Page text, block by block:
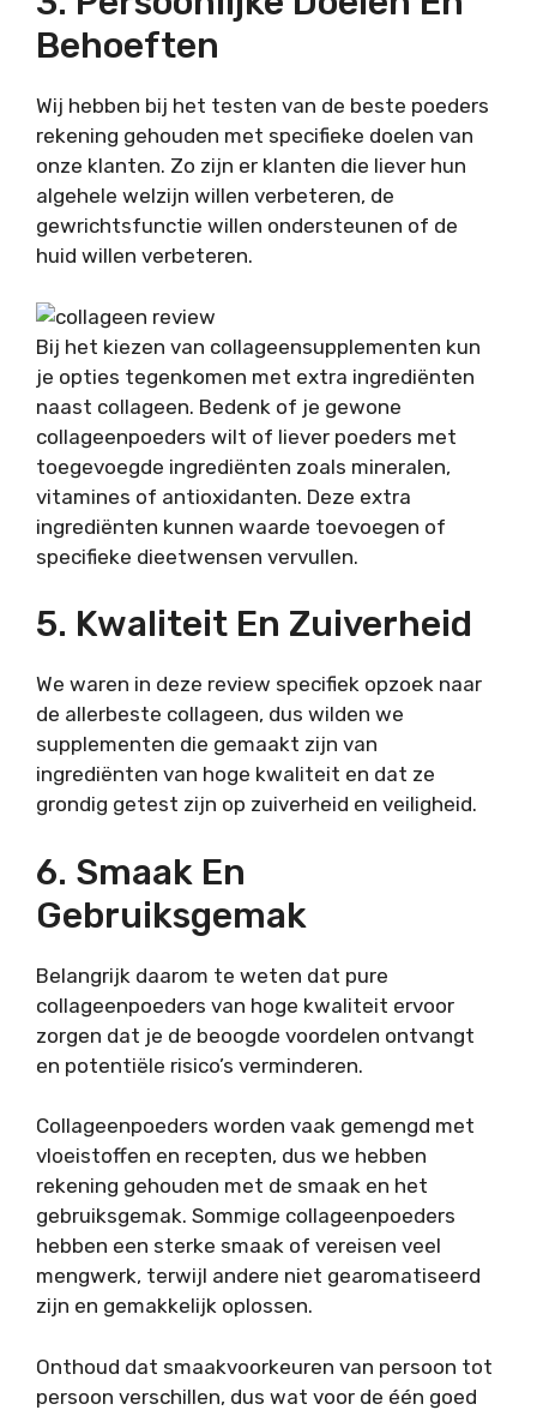
Behoeften
Wij hebben bij het testen van de beste poeders
rekening gehouden met specifieke doelen van
onze klanten. Zo zijn er klanten die liever hun
algehele welzijn willen verbeteren, de
gewrichtsfunctie willen ondersteunen of de
huid willen verbeteren.
Bij het kiezen van collageensupplementen kun
je opties tegenkomen met extra ingrediënten
naast collageen. Bedenk of je gewone
collageenpoeders wilt of liever poeders met
toegevoegde ingrediënten zoals mineralen,
vitamines of antioxidanten. Deze extra
ingrediënten kunnen waarde toevoegen of
specifieke dieetwensen vervullen.
5. Kwaliteit En Zuiverheid
We waren in deze review specifiek opzoek naar
de allerbeste collageen, dus wilden we
supplementen die gemaakt zijn van
ingrediënten van hoge kwaliteit en dat ze
grondig getest zijn op zuiverheid en veiligheid.
6. Smaak En
Gebruiksgemak
Belangrijk daarom te weten dat pure
collageenpoeders van hoge kwaliteit ervoor
zorgen dat je de beoogde voordelen ontvangt
en potentiële risico’s verminderen.
Collageenpoeders worden vaak gemengd met
vloeistoffen en recepten, dus we hebben
rekening gehouden met de smaak en het
gebruiksgemak. Sommige collageenpoeders
hebben een sterke smaak of vereisen veel
mengwerk, terwijl andere niet gearomatiseerd
zijn en gemakkelijk oplossen.
Onthoud dat smaakvoorkeuren van persoon tot
persoon verschillen, dus wat voor de één goed